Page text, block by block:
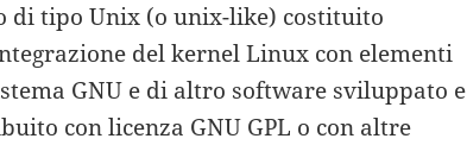
di tipo Unix (o unix-like) costituito
del kernel Linux con elementi
GNU e di altro software sviluppato e
con licenza GNU GPL o con altre